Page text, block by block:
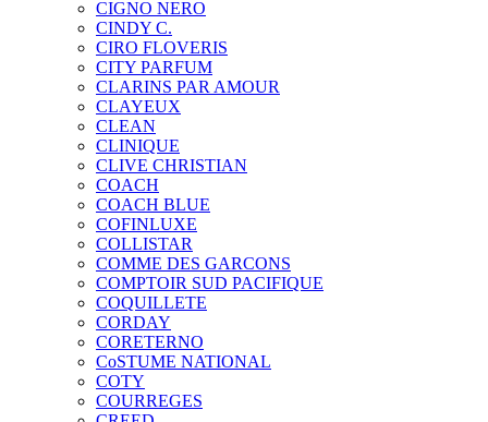
CIGNO NERO
CINDY C.
CIRO FLOVERIS
CITY PARFUM
CLARINS PAR AMOUR
CLAYEUX
CLEAN
CLINIQUE
CLIVE CHRISTIAN
COACH
COACH BLUE
COFINLUXE
COLLISTAR
COMME DES GARCONS
COMPTOIR SUD PACIFIQUE
COQUILLETE
CORDAY
CORETERNO
CoSTUME NATIONAL
COTY
COURREGES